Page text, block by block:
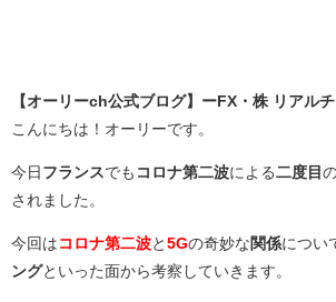
【オーリーch公式ブログ】ーFX・株 リアル
こんにちは！オーリーです。
今日 フランス でも コロナ第二波による 二度目
されました。
今回は コロナ第二波 と 5Gの奇妙な 関係につい
ングといった面から考察していきます。